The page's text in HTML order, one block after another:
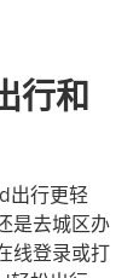
行和
出行更轻
是去城区办
线登录或打